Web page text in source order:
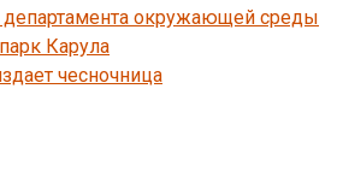
окружающей среды
Карула
чесночница